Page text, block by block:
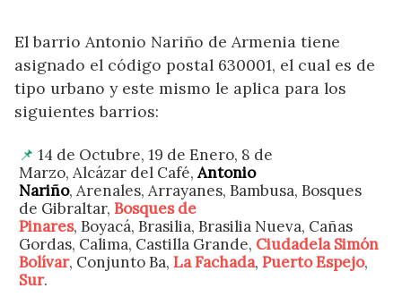
El barrio Antonio Nariño de Armenia tiene
asignado el código postal 630001, el cual es de
tipo urbano y este mismo le aplica para los
siguientes barrios:
14 de Octubre, 19 de Enero, 8 de
Marzo, Alcázar del Café,Antonio
Nariño, Arenales, Arrayanes, Bambusa, Bosques
de Gibraltar, Bosques de
Pinares, Boyacá, Brasilia, Brasilia Nueva, Cañas
Gordas, Calima, Castilla Grande, Ciudadela Simón
Bolívar, Conjunto Ba, La Fachada, Puerto Espejo,
Sur.